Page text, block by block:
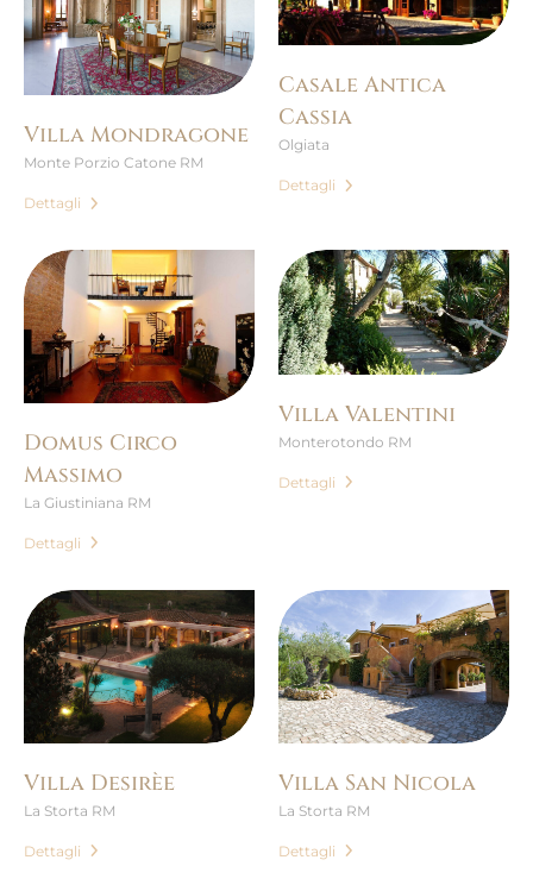
Villa Mondragone
Monte Porzio Catone RM
Dettagli
Casale Antica
Cassia
Olgiata
Dettagli
Domus Circo
Massimo
La Giustiniana RM
Dettagli
Villa Valentini
Monterotondo RM
Dettagli
Villa Desirèe
La Storta RM
Dettagli
Villa San Nicola
La Storta RM
Dettagli